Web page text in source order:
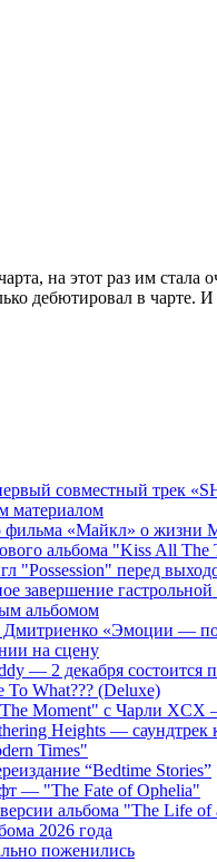
на этот раз им
дебютировал в
совместный трек
материалом
фильма «Майкл» о жизни
альбома "Kiss All
"Possession" перед
завершение гастрольной
альбомом
«Эмоции —
на сцену
— 2 декабря состоится
What??? (Deluxe)
Moment" с Чарли XCX
Heights — саундтрек
Times"
“Bedtime Stories”
— "The Fate of Ophelia"
альбома "The Life of
2026 года
поженились